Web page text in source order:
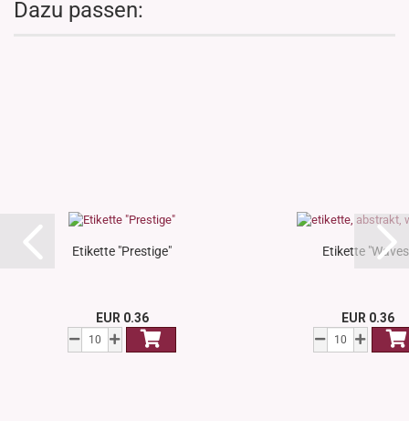
Dazu passen:
Etikette "Prestige"
EUR 0.36
Etikette
EUR 0.36